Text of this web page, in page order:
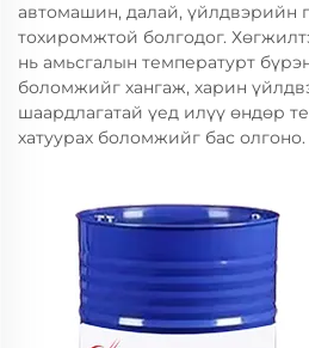
автомашин, далай, үйлдвэрийн
тохиромжтой болгодог.
нь амьсгалын температурт
боломжийг хангаж, харин
шаардлагатай үед илүү өндөр
хатуурах боломжийг бас олгоно.